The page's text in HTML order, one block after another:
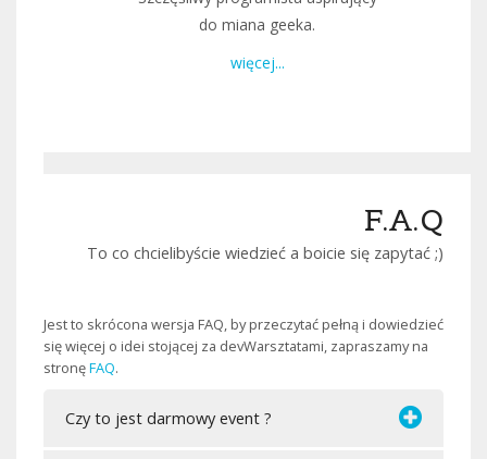
do miana geeka.
więcej...
F.A.Q
To co chcielibyście wiedzieć a boicie się zapytać ;)
Jest to skrócona wersja FAQ, by przeczytać pełną i dowiedzieć
się więcej o idei stojącej za devWarsztatami, zapraszamy na
stronęFAQ.
Czy to jest darmowy event ?